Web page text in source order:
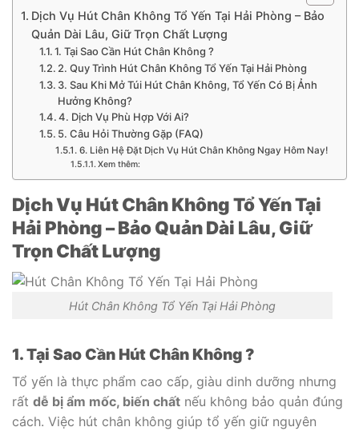
Dịch Vụ Hút Chân Không Tổ Yến Tại Hải Phòng – Bảo
Quản Dài Lâu, Giữ Trọn Chất Lượng
1. Tại Sao Cần Hút Chân Không ?
2. Quy Trình Hút Chân Không Tổ Yến Tại Hải Phòng
3. Sau Khi Mở Túi Hút Chân Không, Tổ Yến Có Bị Ảnh
Hưởng Không?
4. Dịch Vụ Phù Hợp Với Ai?
5. Câu Hỏi Thường Gặp (FAQ)
6. Liên Hệ Đặt Dịch Vụ Hút Chân Không Ngay Hôm Nay!
Xem thêm:
Dịch Vụ Hút Chân Không Tổ Yến Tại
Hải Phòng – Bảo Quản Dài Lâu, Giữ
Trọn Chất Lượng
Hút Chân Không Tổ Yến Tại Hải Phòng
1. Tại Sao Cần Hút Chân Không ?
Tổ yến là thực phẩm cao cấp, giàu dinh dưỡng nhưng
rất dễ bị ẩm mốc, biến chất nếu không bảo quản đúng
cách. Việc hút chân không giúp tổ yến giữ nguyên